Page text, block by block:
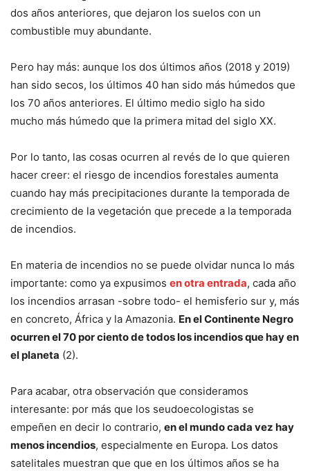
dos años anteriores, que dejaron los suelos con un
combustible muy abundante.
Pero hay más: aunque los dos últimos años (2018 y 2019)
han sido secos, los últimos 40 han sido más húmedos que
los 70 años anteriores. El último medio siglo ha sido
mucho más húmedo que la primera mitad del siglo XX.
Por lo tanto, las cosas ocurren al revés de lo que quieren
hacer creer: el riesgo de incendios forestales aumenta
cuando hay más precipitaciones durante la temporada de
crecimiento de la vegetación que precede a la temporada
de incendios.
En materia de incendios no se puede olvidar nunca lo más
importante: como ya expusimos en otra entrada, cada año
los incendios arrasan -sobre todo- el hemisferio sur y, más
en concreto, África y la Amazonia. En el Continente Negro
ocurren el 70 por ciento de todos los incendios que hay en
el planeta (2).
Para acabar, otra observación que consideramos
interesante: por más que los seudoecologistas se
empeñen en decir lo contrario, en el mundo cada vez hay
menos incendios, especialmente en Europa. Los datos
satelitales muestran que que en los últimos años se ha